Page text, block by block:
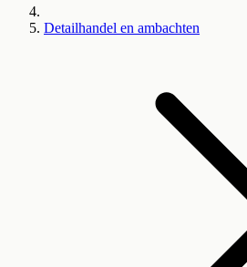
Detailhandel en ambachten